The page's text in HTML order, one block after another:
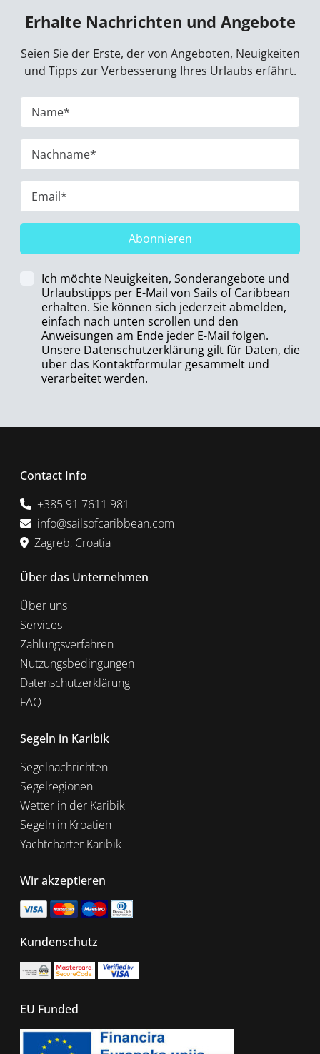
Erhalte Nachrichten und Angebote
Seien Sie der Erste, der von Angeboten, Neuigkeiten
und Tipps zur Verbesserung Ihres Urlaubs erfährt.
Abonnieren
Ich möchte Neuigkeiten, Sonderangebote und
Urlaubstipps per E-Mail von Sails of Caribbean
erhalten. Sie können sich jederzeit abmelden,
einfach nach unten scrollen und den
Anweisungen am Ende jeder E-Mail folgen.
Unsere Datenschutzerklärung gilt für Daten, die
über das Kontaktformular gesammelt und
verarbeitet werden.
Contact Info
+385 91 7611 981
info@sailsofcaribbean.com
Zagreb, Croatia
Über das Unternehmen
Über uns
Services
Zahlungsverfahren
Nutzungsbedingungen
Datenschutzerklärung
FAQ
Segeln in Karibik
Segelnachrichten
Segelregionen
Wetter in der Karibik
Segeln in Kroatien
Yachtcharter Karibik
Wir akzeptieren
Kundenschutz
EU Funded